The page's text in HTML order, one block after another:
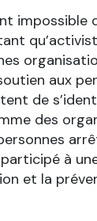
impossible
aux
de
des
à
et la